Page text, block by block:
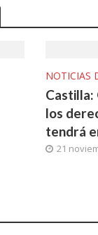
NOTICIAS
Castilla:
los
tendrá
21